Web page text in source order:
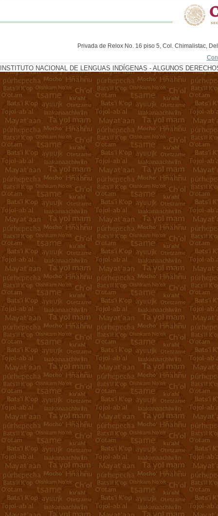
Privada de Relox No. 16 piso 5, Col. Chimalistac,
INSTITUTO NACIONAL DE LENGUAS INDÍGENAS - ALGUNOS